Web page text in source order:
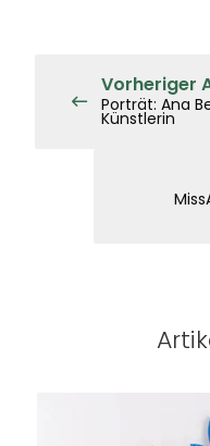
Vorheriger
Porträt: Ana
Künstlerin